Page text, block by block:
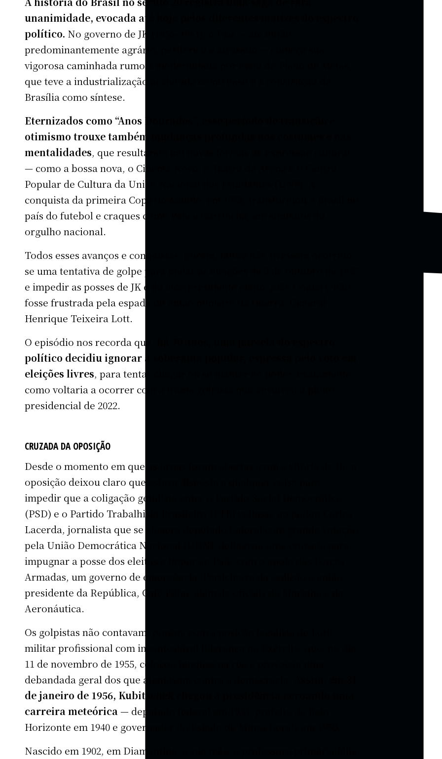
unanimidade, evocada até hoje pelos diferentes matizes do espectro
político. No governo de JK (1956–1961), o País — até então
predominantemente agrário, periférico e atrasado — começa sua
vigorosa caminhada rumo à modernidade por meio do Plano de Metas,
que teve a industrialização acelerada como base e a construção de
Brasília como síntese.
Eternizados como “Anos Dourados”, esse período de transição e
otimismo trouxe também mudanças profundas nos costumes e nas
mentalidades, que resultaram em novas formas de expressão cultural
— como a bossa nova, o Cinema Novo, o Teatro de Arena e o Centro
Popular de Cultura da União Nacional dos Estudantes (UNE). A
conquista da primeira Copa do Mundo, em 1958, transformou o Brasil no
país do futebol e craques como Pelé e Garrincha, em símbolos do
orgulho nacional.
Todos esses avanços e conquistas, porém, talvez não tivessem ocorrido
se uma tentativa de golpe para melar as eleições de 3 de outubro de 1955
e impedir as posses de JK e do vice-presidente eleito, João Goulart, não
fosse frustrada pela espada do então ministro da Guerra, General
Henrique Teixeira Lott.
O episódio nos recorda que,
político decidiu ignorar a soberania popular, expressa pelo voto em
eleições livres, para tentar chegar ou se manter no poder, exatamente
como voltaria a ocorrer com a trama golpista que envolveu o pleito
presidencial de 2022.
CRUZADA DA OPOSIÇÃO
Desde o momento em que as urnas foram abertas, com a vitória de JK, a
oposição deixou claro que estava disposta a qualquer coisa para
impedir que a coligação getulista entre o Partido Social Democrático
(PSD) e o Partido Trabalhista Brasileiro (PTB) voltasse ao poder. Carlos
Lacerda, jornalista que se elegera deputado federal com grande votação
pela União Democrática Nacional (UDN), deflagrou uma cruzada para
impugnar a posse dos eleitos e impor ao País, com o apoio das Forças
Armadas, um governo de emergência. Participava da sedição o então
presidente da República, Café Filho, além de oficiais da Marinha e da
Aeronáutica.
Os golpistas não contavam, porém, com a posição legalista de Lott,
militar profissional com incontestável liderança no Exército, que, no dia
11 de novembro de 1955, colocou tanques na rua e provocou uma
debandada geral dos que atentavam contra a democracia.
de janeiro de 1956, Kubitschek chegou à presidência coroando uma
carreira meteórica — deputado federal em 1934, prefeito de Belo
Horizonte em 1940 e governador do Estado de Minas Gerais em 1950.
Nascido em 1902, em Diamantina, a sua mãe, a professora primária Júlia